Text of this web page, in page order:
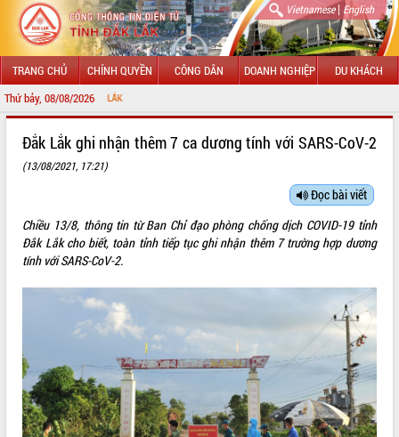
Vietnamese| English
TRANG CHỦ CHÍNH QUYỀN CÔNG DÂN DOANH NGHIỆP DU KHÁCH
Thứ bảy, 08/08/2026
GIỚI THIỆU
LÃNH ĐẠO UBND TỈNH
SỞ, BAN, NGÀNH
THÔNG TIN CHỈ ĐẠO ĐIỀU HÀNH
HỆ THỐNG VĂN BẢN
VĂN BẢN HĐND TỈNH
ĐIỂM TIN VĂN BẢN
Đắk Lắk ghi nhận thêm 7 ca dương tính với SARS-CoV-2
(13/08/2021, 17:21)
Đọc bài viết
Chiều 13/8, thông tin từ Ban Chỉ đạo phòng chống dịch COVID-19 tỉnh
Đắk Lắk cho biết, toàn tỉnh tiếp tục ghi nhận thêm 7 trường hợp dương
tính với SARS-CoV-2.